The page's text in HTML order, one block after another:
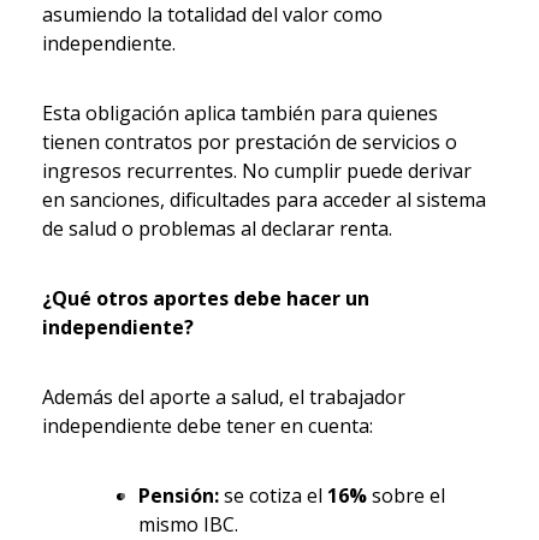
asumiendo la totalidad del valor como
independiente.
Esta obligación aplica también para quienes
tienen contratos por prestación de servicios o
ingresos recurrentes. No cumplir puede derivar
en sanciones, dificultades para acceder al sistema
de salud o problemas al declarar renta.
¿Qué otros aportes debe hacer un
independiente?
Además del aporte a salud, el trabajador
independiente debe tener en cuenta:
Pensión:se cotiza el 16%sobre el
mismo IBC.